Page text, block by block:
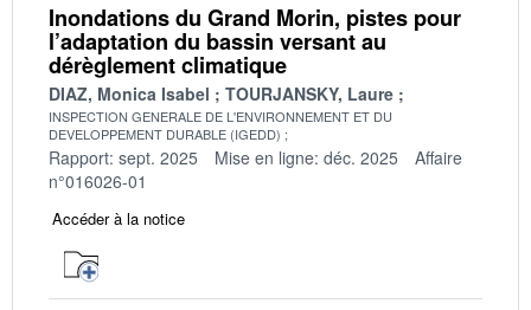
Inondations du Grand Morin, pistes pour
l’adaptation du bassin versant au
dérèglement climatique
DIAZ, Monica Isabel TOURJANSKY, Laure
INSPECTION GENERALE DE L'ENVIRONNEMENT ET DU
DEVELOPPEMENT DURABLE (IGEDD)
Rapport: sept. 2025 Mise en ligne: déc. 2025
Affaire
n°016026-01
Accéder à la notice